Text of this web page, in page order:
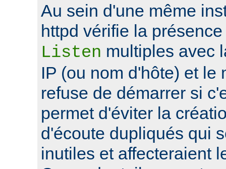
Au sein d'une même
httpd vérifie la
Listen multiples avec
IP (ou nom d'hôte) et le
refuse de démarrer si
permet d'éviter la
d'écoute dupliqués qui
inutiles et affecteraient